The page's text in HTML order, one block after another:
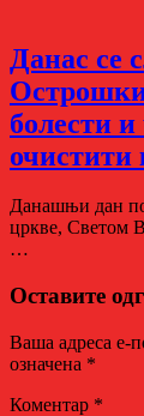
Данас се
болести и
очистити
Данашњи дан
цркве, Светом
…
Оставите
Ваша адреса е-
означена *
Коментар *